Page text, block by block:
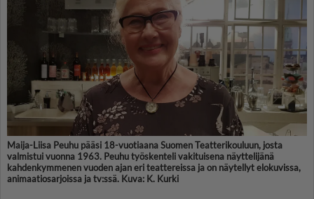
Maija-Liisa Peuhu pääsi 18-vuotiaana Suomen Teatterikouluun, josta
valmistui vuonna 1963. Peuhu työskenteli vakituisena näyttelijänä
kahdenkymmenen vuoden ajan eri teattereissa ja on näytellyt elokuvissa,
animaatiosarjoissa ja tv:ssä. Kuva: K. Kurki